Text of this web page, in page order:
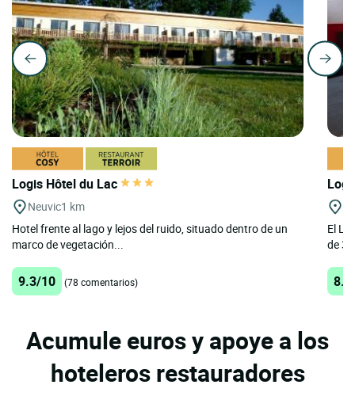
Logis Hôtel du Lac
Neuvic1 km
Hotel frente al lago y lejos del ruido, situado dentro de un
marco de vegetación...
9.3/10 (78 comentarios)
El
de 3
Acumule euros y apoye a los
hoteleros restauradores